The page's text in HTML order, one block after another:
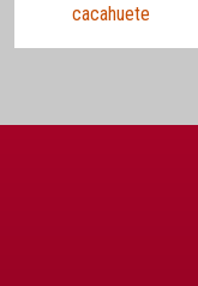
cacahuete